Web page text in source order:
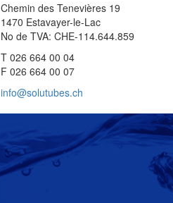
Chemin des Tenevières 19
1470 Estavayer-le-Lac
No de TVA: CHE-114.644.859
T 026 664 00 04
F 026 664 00 07
info@solutubes.ch